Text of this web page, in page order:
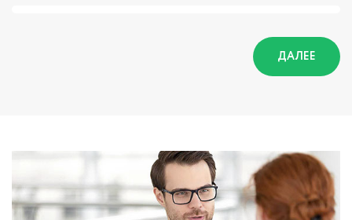
ДАЛЕЕ